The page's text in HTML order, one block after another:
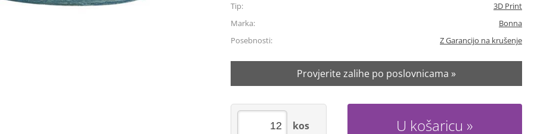
Tip:
3D Print
Marka:
Bonna
Posebnosti:
Z Garancijo na krušenje
Provjerite zalihe po poslovnicama »
U košaricu
kos